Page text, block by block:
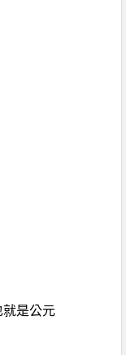
就是公元